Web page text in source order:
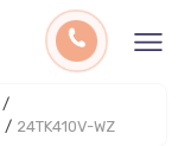
/
/ 24TK410V-WZ